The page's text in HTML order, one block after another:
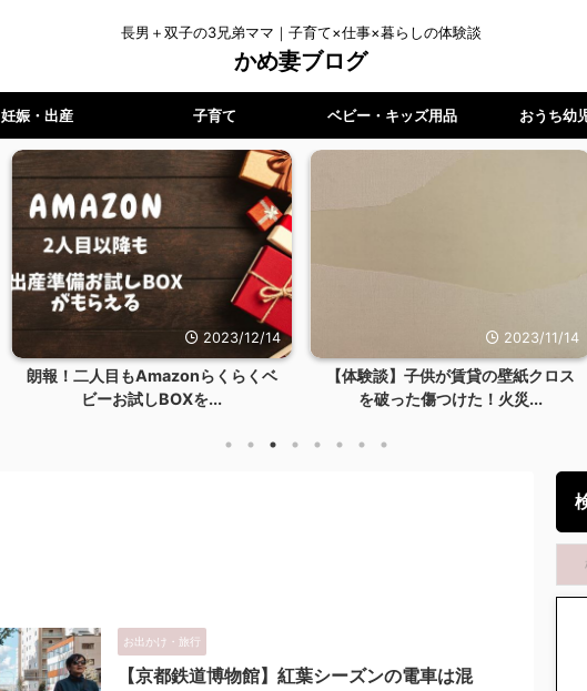
長男＋双子の3兄弟ママ｜子育て×仕事×暮らしの体験談
かめ妻ブログ
妊娠・出産 子育て ベビー・キッズ用品 おうち幼
2023/12/14
朗報！二人目もAmazonらくらくベ
ビーお試しBOXを...
2023/11/14
【体験談】子供が賃貸の壁紙クロス
を破った傷つけた！火災...
お出かけ・旅行
【京都鉄道博物館】紅葉シーズンの電車は混